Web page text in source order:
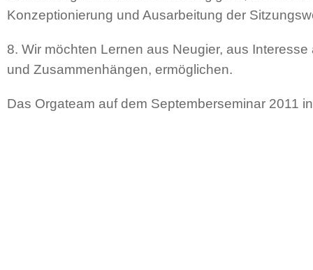
Konzeptionierung und Ausarbeitung der
8. Wir möchten Lernen aus Neugier, aus
und Zusammenhängen, ermöglichen.
Das Orgateam auf dem Septemberseminar 2011